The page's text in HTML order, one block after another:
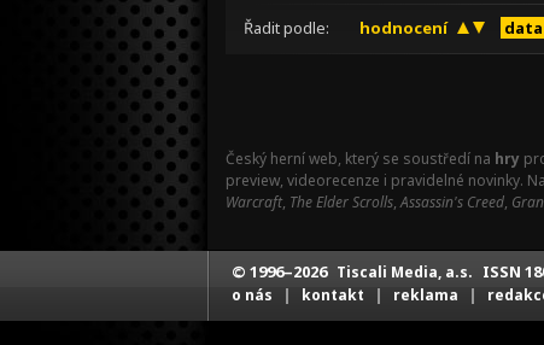
Řadit podle: hodnocení
Český herní web, který se soustředí na hry
preview, videorecenze i pravidelné novinky.
Warcraft, The Elder Scrolls,Assassin's Creed,
© 1996–2026 Tiscali Media, a.s. ISSN
o nás | kontakt | reklama |